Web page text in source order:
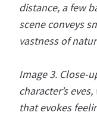
distance, a few
scene conveys
vastness of
Image 3. Close-
character’s
that evokes